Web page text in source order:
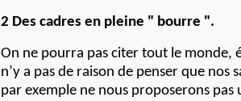
2 Des cadres en pleine " bourre ".
On ne pourra pas citer tout le monde,
n’y a pas de raison de penser que nos
par exemple ne nous proposerons pas